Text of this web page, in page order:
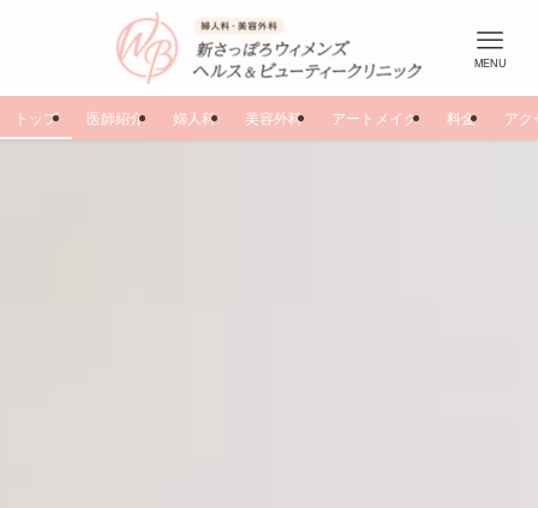
MENU
トップ 医師紹介 婦人科 美容外科 アートメイク 料金 アク